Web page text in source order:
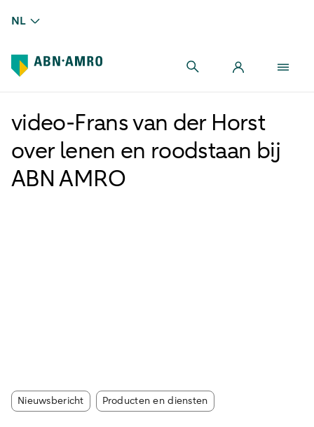
NL
video-Frans van der Horst
over lenen en roodstaan bij
ABN AMRO
Nieuwsbericht Article tags:
Producten en diensten